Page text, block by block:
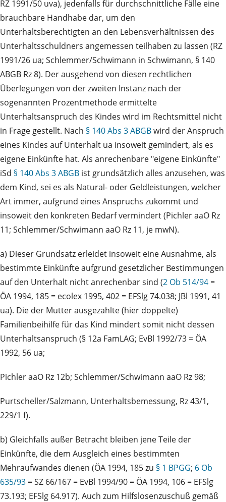
RZ 1991/50 uva), jedenfalls für durchschnittliche Fälle eine
brauchbare Handhabe dar, um den
Unterhaltsberechtigten an den Lebensverhältnissen des
Unterhaltsschuldners angemessen teilhaben zu lassen (RZ
1991/26 ua; Schlemmer/Schwimann in Schwimann, § 140
ABGB Rz 8). Der ausgehend von diesen rechtlichen
Überlegungen von der zweiten Instanz nach der
sogenannten Prozentmethode ermittelte
Unterhaltsanspruch des Kindes wird im Rechtsmittel nicht
in Frage gestellt. Nach § 140 Abs 3 ABGBwird der Anspruch
eines Kindes auf Unterhalt ua insoweit gemindert, als es
eigene Einkünfte hat. Als anrechenbare "eigene Einkünfte"
iSd § 140 Abs 3 ABGB ist grundsätzlich alles anzusehen, was
dem Kind, sei es als Natural- oder Geldleistungen, welcher
Art immer, aufgrund eines Anspruchs zukommt und
insoweit den konkreten Bedarf vermindert (Pichler aaO Rz
11; Schlemmer/Schwimann aaO Rz 11, je mwN).
a) Dieser Grundsatz erleidet insoweit eine Ausnahme, als
bestimmte Einkünfte aufgrund gesetzlicher Bestimmungen
auf den Unterhalt nicht anrechenbar sind (2 Ob 514/94 =
ÖA 1994, 185 = ecolex 1995, 402 = EFSlg 74.038; JBl 1991, 41
ua). Die der Mutter ausgezahlte (hier doppelte)
Familienbeihilfe für das Kind mindert somit nicht dessen
Unterhaltsanspruch (§ 12a FamLAG; EvBl 1992/73 = ÖA
1992, 56 ua;
Pichler aaO Rz 12b; Schlemmer/Schwimann aaO Rz 98;
Purtscheller/Salzmann, Unterhaltsbemessung, Rz 43/1,
229/1 f).
b) Gleichfalls außer Betracht bleiben jene Teile der
Einkünfte, die dem Ausgleich eines bestimmten
Mehraufwandes dienen (ÖA 1994, 185 zu § 1 BPGG; 6 Ob
635/93 = SZ 66/167 = EvBl 1994/90 = ÖA 1994, 106 = EFSlg
73.193; EFSlg 64.917). Auch zum Hilfslosenzuschuß gemäß